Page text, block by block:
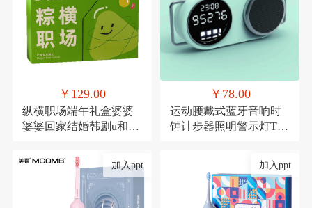
￥129.00
纵横职场端午礼盒婆婆
婆婆回家结婚韩剧u和规
￥78.00
运动腰戴式蓝牙音响时
钟计步器照明警示灯TF
加入ppt 加入ppt